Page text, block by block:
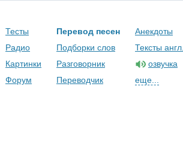
Тесты
Радио
Картинки
Форум
Перевод песен
Подборки слов
Разговорник
Переводчик
Анекдоты
Тексты англ.
озвучка
еще...